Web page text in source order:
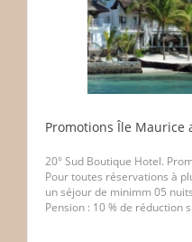
Promotions Île Maurice
20° Sud Boutique Hotel.
Pour toutes réservations à
un séjour de minimm 05
Pension : 10 % de réduction